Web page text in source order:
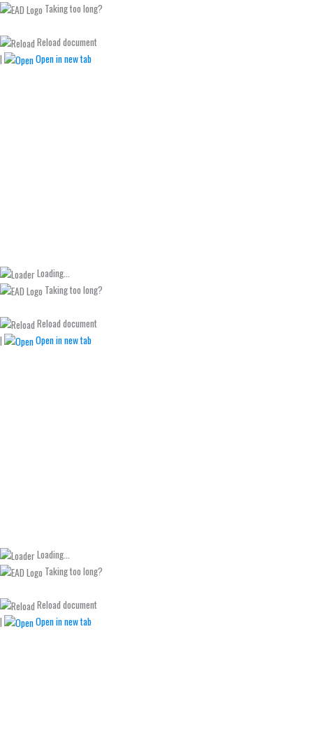
Taking too long?
Reload document
|
Open in new tab
Loading...
Taking too long?
Reload document
|
Open in new tab
Loading...
Taking too long?
Reload document
|
Open in new tab